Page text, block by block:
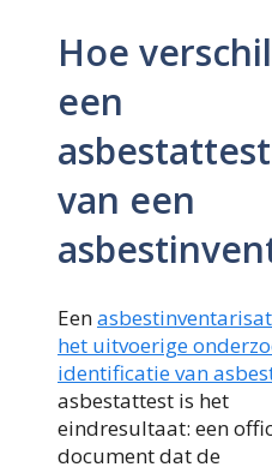
Hoe
een
asbestattest
van een
Een
het uitvoerige
identificatie van
asbestattest is het
eindresultaat: een
document dat de